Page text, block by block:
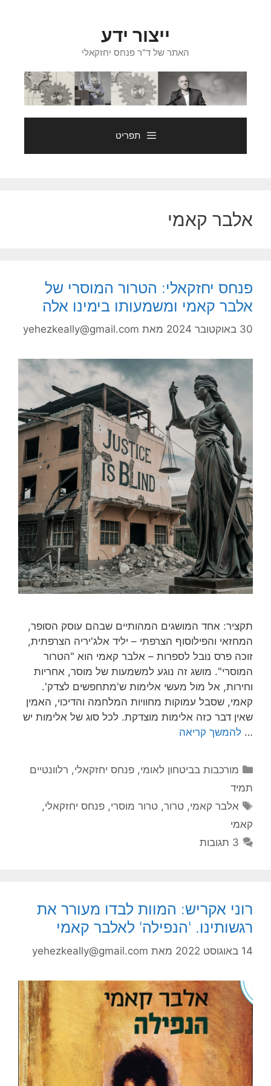
ייצור ידע
האתר של ד"ר פנחס יחזקאלי
תפריט
אלבר קאמי
פנחס יחזקאלי: הטרור המוסרי של
אלבר קאמי ומשמעותו בימינו אלה
30 באוקטובר 2024 מאת yehezkeally@gmail.com
תקציר: אחד המושגים המהותיים שבהם עוסק הסופר,
המחזאי והפילוסוף הצרפתי – יליד אלג'יריה הצרפתית,
זוכה פרס נובל לספרות – אלבר קאמי הוא "הטרור
המוסרי". מושג זה נוגע למשמעות של מוסר, אחריות
וחירות, אל מול מעשי אלימות ש'מתחפשים לצדק'.
קאמי, שסבל עמוקות מחוויות המלחמה והדיכוי, האמין
שאין דבר כזה אלימות מוצדקת. לכל סוג של אלימות יש
… להמשך קריאה
קטגוריות
מורכבות בביטחון לאומי,פנחס יחזקאלי, רלוונטיים
תמיד
תגיות
אלבר קאמי,טרור,טרור מוסרי,פנחס יחזקאלי,
קאמי
3 תגובות
רוני אקריש: המוות לבדו מעורר את
רגשותינו. 'הנפילה' לאלבר קאמי
14 באוגוסט 2022 מאת yehezkeally@gmail.com